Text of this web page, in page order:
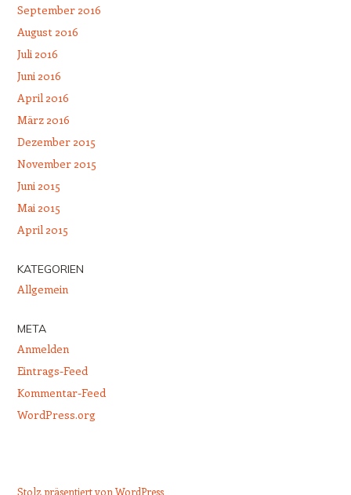
September 2016
August 2016
Juli 2016
Juni 2016
April 2016
März 2016
Dezember 2015
November 2015
Juni 2015
Mai 2015
April 2015
KATEGORIEN
Allgemein
META
Anmelden
Eintrags-Feed
Kommentar-Feed
WordPress.org
Stolz präsentiert von WordPress